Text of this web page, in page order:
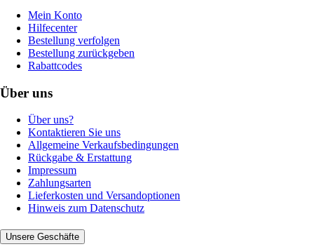
Mein Konto
Hilfecenter
Bestellung verfolgen
Bestellung zurückgeben
Rabattcodes
Über uns
Über uns?
Kontaktieren Sie uns
Allgemeine Verkaufsbedingungen
Rückgabe & Erstattung
Impressum
Zahlungsarten
Lieferkosten und Versandoptionen
Hinweis zum Datenschutz
Unsere Geschäfte